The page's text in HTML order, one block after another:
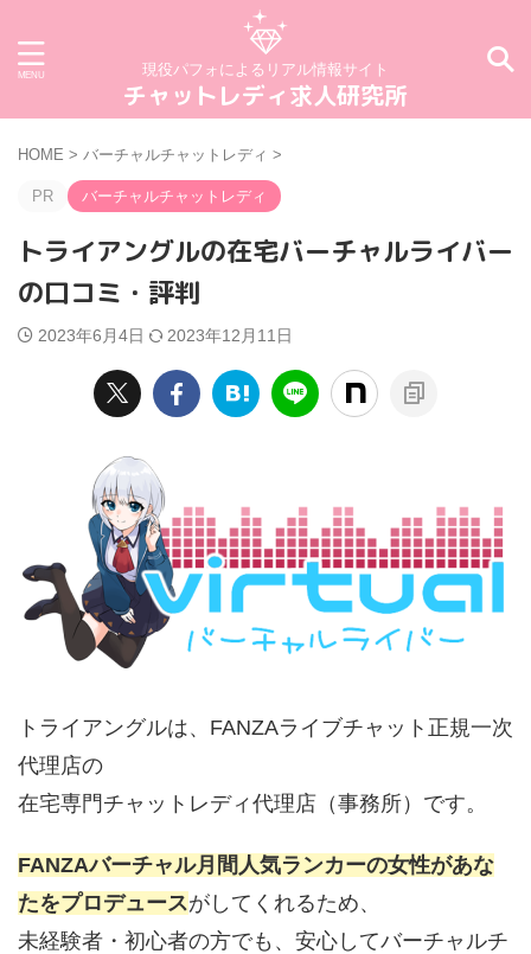
現役パフォによるリアル情報サイト
チャットレディ求人研究所
HOME > バーチャルチャットレディ >
PR バーチャルチャットレディ
トライアングルの在宅バーチャルライバー
の口コミ・評判
2023年6月4日 2023年12月11日
トライアングルは、FANZAライブチャット正規一次
代理店の
在宅専門チャットレディ代理店（事務所）です。
FANZAバーチャル月間人気ランカーの女性があな
たをプロデュースがしてくれるため、
未経験者・初心者の方でも、安心してバーチャルチ